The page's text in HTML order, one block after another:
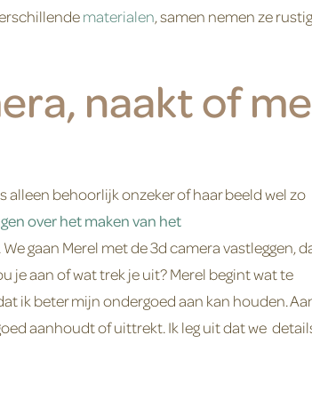
materialen, samen nemen ze rustig
naakt of
alleen behoorlijk onzeker of haar beeld wel zo
over het maken van het
gaan Merel met de 3d camera vastleggen,
je aan of wat trek je uit? Merel begint wat te
ik beter mijn ondergoed aan kan houden.
aanhoudt of uittrekt. Ik leg uit dat we